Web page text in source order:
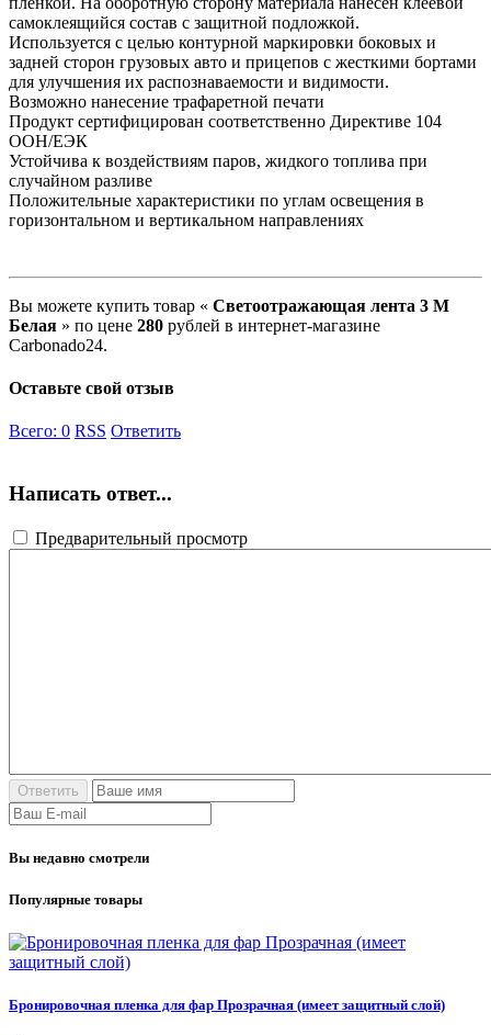
самоклеящийся состав с защитной подложкой.
Используется с целью контурной маркировки боковых и
задней сторон грузовых авто и прицепов с жесткими бортами
для улучшения их распознаваемости и видимости.
Возможно нанесение трафаретной печати
Продукт сертифицирован соответственно Директиве 104
ООН/ЕЭК
Устойчива к воздействиям паров, жидкого топлива при
случайном разливе
Положительные характеристики по углам освещения в
горизонтальном и вертикальном направлениях
Вы можете купить товар « Светоотражающая лента 3 М
Белая » по цене 280 рублей в интернет-магазине
Carbonado24.
Оставьте свой отзыв
Всего: 0 RSS Ответить
Написать ответ...
Предварительный просмотр
Вы недавно смотрели
Популярные товары
Бронировочная пленка для фар Прозрачная (имеет защитный слой)